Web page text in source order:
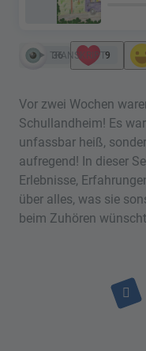
TRANSKRIPT
36 9
Vor zwei Wochen
Schullandheim! Es
unfassbar heiß,
aufregend! In dieser
Erlebnisse,
über alles, was sie
beim Zuhören